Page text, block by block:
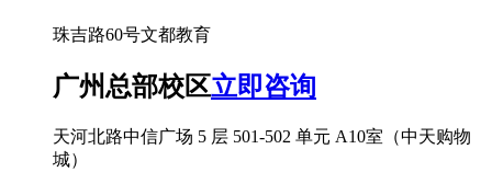
珠吉路60号文都教育
广州总部校区立即咨询
天河北路中信广场 5 层 501-502 单元 A10室（中天购物
城）